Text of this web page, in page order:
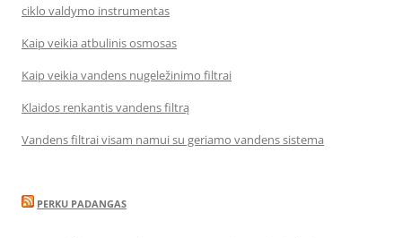
ciklo valdymo instrumentas
Kaip veikia atbulinis osmosas
Kaip veikia vandens nugeležinimo filtrai
Klaidos renkantis vandens filtrą
Vandens filtrai visam namui su geriamo vandens sistema
PERKU PADANGAS